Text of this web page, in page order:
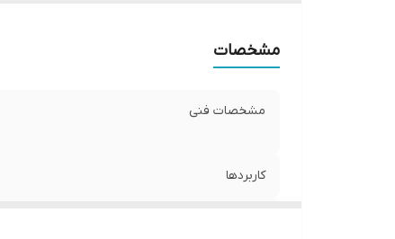
مشخصات
مشخصات فنی
کاربردها